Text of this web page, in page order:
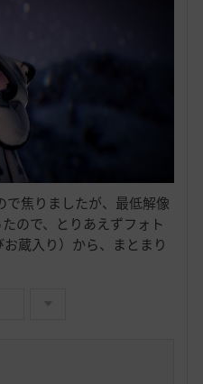
で焦りましたが、最低解像
ので、とりあえずフォト
蔵入り）から、まとまり